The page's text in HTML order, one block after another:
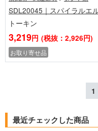
SDL20045｜スパイラルエ
トーキン
3,219円 (税抜：2,926円)
お取り寄せ品
1
最近チェックした商品